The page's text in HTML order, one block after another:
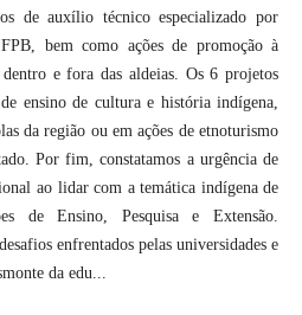
de auxílio técnico especializado por
bem como ações de promoção à
e fora das aldeias. Os 6 projetos
ensino de cultura e história indígena,
da região ou em ações de etnoturismo
Por fim, constatamos a urgência de
ao lidar com a temática indígena de
de Ensino, Pesquisa e Extensão.
enfrentados pelas universidades e
da edu...